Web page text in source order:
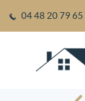
04 48 20 79 65